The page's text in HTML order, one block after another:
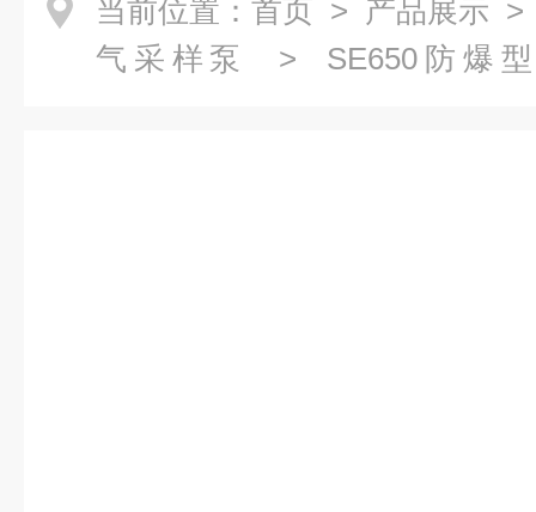
当前位置： 首页 > 产品展示
气采样泵
> SE650防爆